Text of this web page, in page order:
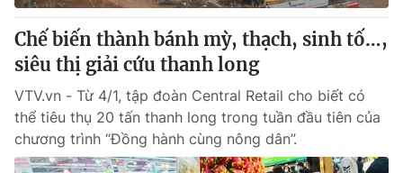
Chế biến thành bánh mỳ, thạch, sinh tố…,
siêu thị giải cứu thanh long
VTV.vn - Từ 4/1, tập đoàn Central Retail cho biết có
thể tiêu thụ 20 tấn thanh long trong tuần đầu tiên của
chương trình “Đồng hành cùng nông dân”.